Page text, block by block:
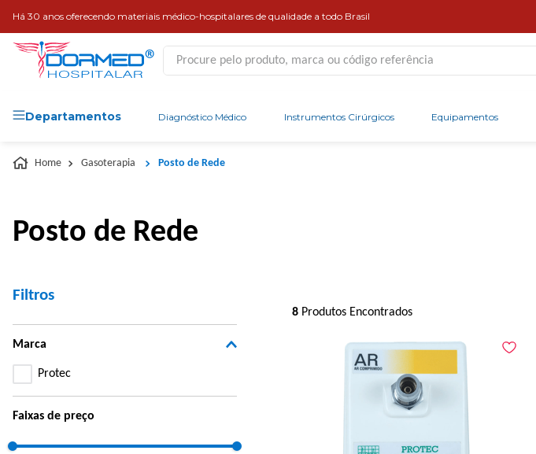
Há 30 anos oferecendo materiais médico-hospitalares de qualidade a todo Brasil
Procure pelo produto, marca ou código referência
Departamentos Diagnóstico Médico Instrumentos Cirúrgicos Equipamentos
Gasoterapia Posto de Rede
Posto de Rede
Filtros
Marca
Protec
Faixas de preço
8 Produtos Encontrados